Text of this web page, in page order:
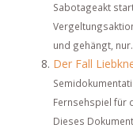
Sabotageakt
und gehängt,
Der Fall
Fernsehspiel für
Dieses